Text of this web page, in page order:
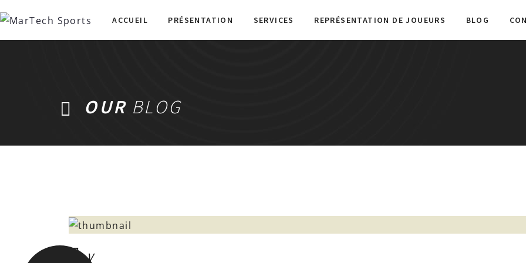
ACCUEIL PRÉSENTATION SERVICES REPRÉSENTATION DE JOUEURS BLOG
OUR BLOG
V